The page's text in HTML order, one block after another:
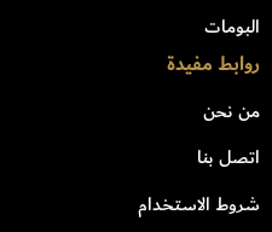
البومات
روابط مفيدة
من نحن
اتصل بنا
شروط الاستخدام